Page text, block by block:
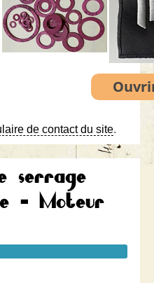
de contact du site.
serrage
- Moteur